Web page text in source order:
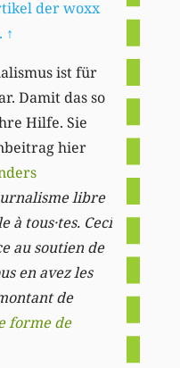
der woxx
↑
ist für
Damit das so
Hilfe. Sie
hier
libre
à tous·tes. Ceci
au soutien de
en avez les
de
forme de